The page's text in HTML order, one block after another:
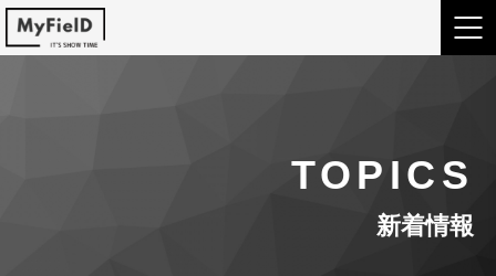
TOPICS
新着情報